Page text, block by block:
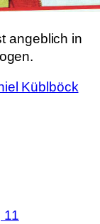
angeblich in
Küblböck
11